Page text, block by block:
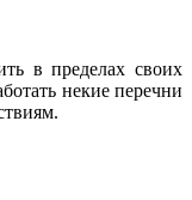
в пределах своих
некие перечни